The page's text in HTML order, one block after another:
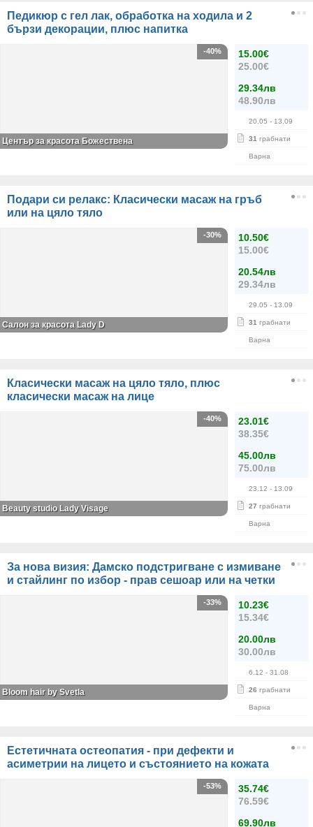
Педикюр с гел лак, обработка на ходила и 2
бързи декорации, плюс напитка
15.00€
25.00€
29.34лв
48.90лв
20.05 - 13.09
31 грабнати
Варна
-40%
Център за красота Божествена
Подари си релакс: Класически масаж на гръб
или на цяло тяло
10.50€
15.00€
20.54лв
29.34лв
29.05 - 13.09
31 грабнати
Варна
-30%
Салон за красота Lady D
Класически масаж на цяло тяло, плюс
класически масаж на лице
23.01€
38.35€
45.00лв
75.00лв
23.12 - 13.09
27 грабнати
Варна
-40%
Beauty studio Lady Visage
За нова визия: Дамско подстригване с измиване
и стайлинг по избор - прав сешоар или на четки
10.23€
15.34€
20.00лв
30.00лв
6.12 - 31.08
26 грабнати
Варна
-33%
Bloom hair by Svetla
Естетичната остеопатия - при дефекти и
асиметрии на лицето и състоянието на кожата
35.74€
76.59€
69.90лв
-53%